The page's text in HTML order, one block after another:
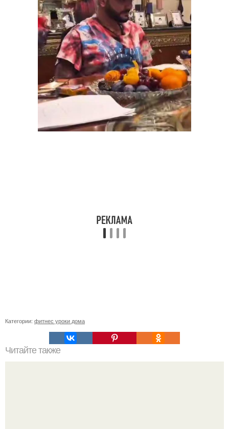
Категории: фитнес уроки дома
Читайте также